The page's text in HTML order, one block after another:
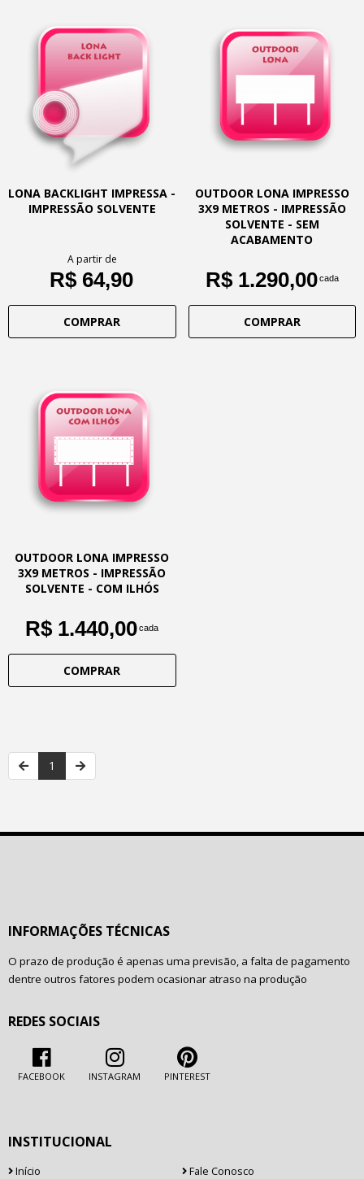
LONA BACKLIGHT IMPRESSA -
IMPRESSÃO SOLVENTE
A partir de
R$ 64,90
COMPRAR
OUTDOOR LONA IMPRESSO
3X9 METROS - IMPRESSÃO
SOLVENTE - SEM
ACABAMENTO
R$ 1.290,00cada
COMPRAR
OUTDOOR LONA IMPRESSO
3X9 METROS - IMPRESSÃO
SOLVENTE - COM ILHÓS
R$ 1.440,00cada
COMPRAR
1
INFORMAÇÕES TÉCNICAS
O prazo de produção é apenas uma previsão, a falta de pagamento
dentre outros fatores podem ocasionar atraso na produção
REDES SOCIAIS
FACEBOOK INSTAGRAM PINTEREST
INSTITUCIONAL
Início Fale Conosco